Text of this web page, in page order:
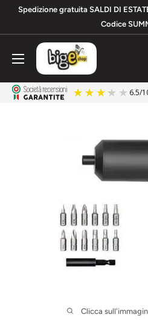
contenuto
Spedizione gratuita SALDI DI
Codice
bigeshop
Clicca